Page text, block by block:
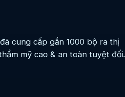
cung cấp gần 1000 bộ ra thị
mỹ cao & an toàn tuyệt đối.